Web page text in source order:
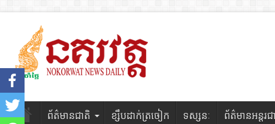
ព័ត៌មានជាតិ ខ្សឹបដាក់ត្រចៀក ទស្សនៈ ព័ត៌មានអន្តរជ